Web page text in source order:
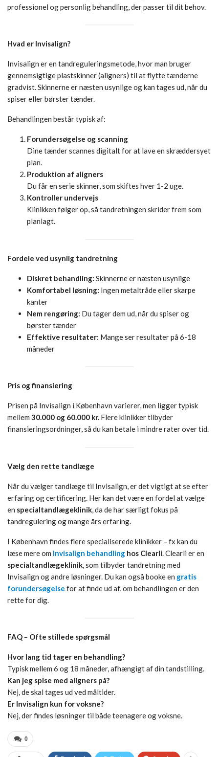
professionel og personlig behandling, der passer til dit behov.
Hvad er Invisalign?
Invisalign er en tandreguleringsmetode, hvor man bruger
gennemsigtige plastskinner (aligners) til at flytte tænderne
gradvist. Skinnerne er næsten usynlige og kan tages ud, når du
spiser eller børster tænder.
Behandlingen består typisk af:
Forundersøgelse og scanning
Dine tænder scannes digitalt for at lave en skræddersyet
plan.
Produktion af aligners
Du får en serie skinner, som skiftes hver 1-2 uge.
Kontroller undervejs
Klinikken følger op, så tandretningen skrider frem som
planlagt.
Fordele ved usynlig tandretning
Diskret behandling: Skinnerne er næsten usynlige
Komfortabel løsning: Ingen metaltråde eller skarpe
kanter
Nem rengøring: Du tager dem ud, når du spiser og
børster tænder
Effektive resultater: Mange ser resultater på 6-18
måneder
Pris og finansiering
Prisen på Invisalign i København varierer, men ligger typisk
mellem 30.000 og 60.000 kr. Flere klinikker tilbyder
finansieringsordninger, så du kan betale i mindre rater over tid.
Vælg den rette tandlæge
Når du vælger tandlæge til Invisalign, er det vigtigt at se efter
erfaring og certificering. Her kan det være en fordel at vælge
en specialtandlægeklinik, da de har særligt fokus på
tandregulering og mange års erfaring.
I København findes flere specialiserede klinikker – fx kan du
læse mere om Invisalign behandling hos Clearli. Clearli er en
specialtandlægeklinik, som tilbyder tandretning med
Invisalign og andre løsninger. Du kan også booke en gratis
forundersøgelse for at finde ud af, om behandlingen er den
rette for dig.
FAQ – Ofte stillede spørgsmål
Hvor lang tid tager en behandling?
Typisk mellem 6 og 18 måneder, afhængigt af din tandstilling.
Kan jeg spise med aligners på?
Nej, de skal tages ud ved måltider.
Er Invisalign kun for voksne?
Nej, der findes løsninger til både teenagere og voksne.
0